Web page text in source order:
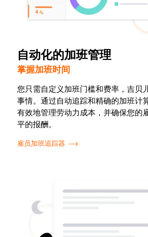
自动化的加班管理
掌握加班时间
您只需自定义加班门槛和费率，吉贝
事情。通过自动追踪和精确的加班计
有效地管理劳动力成本，并确保您的
平的报酬。
雇员加班追踪器